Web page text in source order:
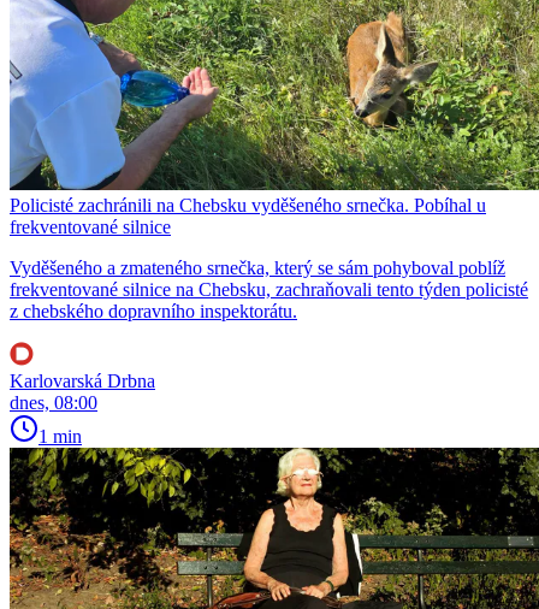
Policisté zachránili na Chebsku vyděšeného srnečka. Pobíhal u
frekventované silnice
Vyděšeného a zmateného srnečka, který se sám pohyboval poblíž
frekventované silnice na Chebsku, zachraňovali tento týden policisté
z chebského dopravního inspektorátu.
Karlovarská Drbna
dnes, 08:00
1 min